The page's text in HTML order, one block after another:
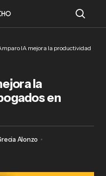
IA mejora la productividad
la
en
Alonzo